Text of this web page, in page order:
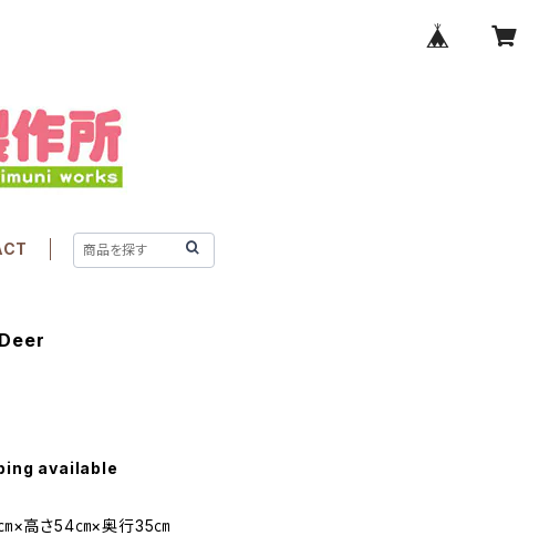
available
×高さ54㎝×奥行35㎝